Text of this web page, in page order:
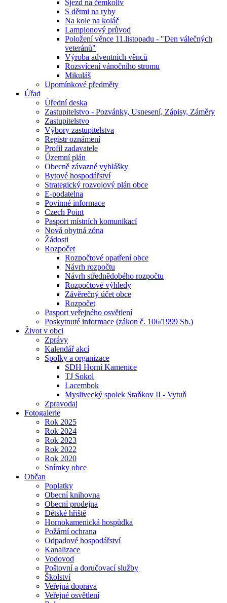
Sjezd na čemkoliv
S dětmi na ryby
Na kole na koláč
Lampionový průvod
Položení věnce 11.listopadu - "Den válečných
veteránů"
Výroba adventních věnců
Rozsvícení vánočního stromu
Mikuláš
Upomínkové předměty
Úřad
Úřední deska
Zastupitelstvo - Pozvánky, Usnesení, Zápisy, Záměry
Zastupitelstvo
Výbory zastupitelstva
Registr oznámení
Profil zadavatele
Územní plán
Obecně závazné vyhlášky
Bytové hospodářství
Strategický rozvojový plán obce
E-podatelna
Povinné informace
Czech Point
Pasport místních komunikací
Nová obytná zóna
Žádosti
Rozpočet
Rozpočtové opatření obce
Návrh rozpočtu
Návrh střednědobého rozpočtu
Rozpočtové výhledy
Závěrečný účet obce
Rozpočet
Pasport veřejného osvětlení
Poskytnuté informace (zákon č. 106/1999 Sb.)
Život v obci
Zprávy
Kalendář akcí
Spolky a organizace
SDH Horní Kamenice
TJ Sokol
Lacembok
Myslivecký spolek Staňkov II - Vytuň
Zpravodaj
Fotogalerie
Rok 2025
Rok 2024
Rok 2023
Rok 2022
Rok 2020
Snímky obce
Občan
Poplatky
Obecní knihovna
Obecní prodejna
Dětské hřiště
Hornokamenická hospůdka
Požární ochrana
Odpadové hospodářství
Kanalizace
Vodovod
Poštovní a doručovací služby
Školství
Veřejná doprava
Veřejné osvětlení